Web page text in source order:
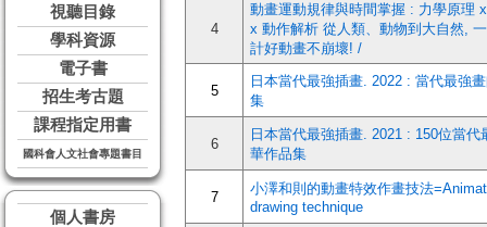
視聽目錄
學科資源
電子書
招生考古題
課程指定用書
國科會人文社會專題書目
個人書房
4
動畫運動規律與時間掌握 : 力學原理
x 動作解析 從人類、動物到大自然,
計好動畫不崩壞! /
5
日本當代最強插畫. 2022 : 當代最強
集
6
日本當代最強插畫. 2021 : 150位當代
華作品集
7
小澤和則的動畫特效作畫技法
drawing technique